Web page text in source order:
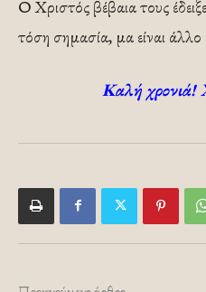
Ο Χριστός βέβαια τους έδειξε
τόση σημασία, μα είναι
Καλή χρονιά!